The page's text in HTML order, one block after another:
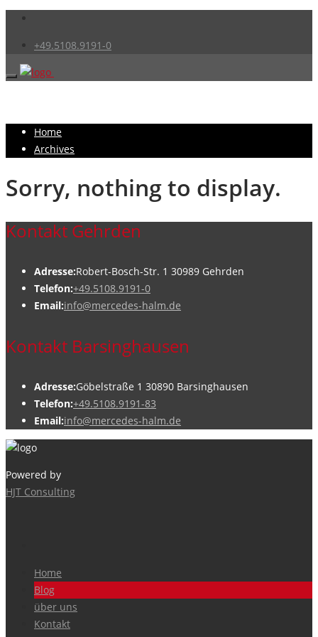
+49.5108.9191-0
Home
Archives
Sorry, nothing to display.
Kontakt Gehrden
Adresse:Robert-Bosch-Str. 1 30989 Gehrden
Telefon:+49.5108.9191-0
Email:info@mercedes-halm.de
Kontakt Barsinghausen
Adresse:Göbelstraße 1 30890 Barsinghausen
Telefon:+49.5108.9191-83
Email:info@mercedes-halm.de
Powered by
HJT Consulting
Home
Blog
über uns
Kontakt